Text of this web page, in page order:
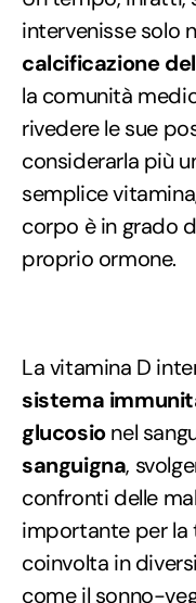
intervenisse solo
calcificazione
la comunità
rivedere le sue
considerarla più
semplice
corpo è in grado
proprio ormone.
La vitamina D
sistema
glucosionel
sanguigna,
confronti delle
importante per la
coinvolta in
come il sonno-